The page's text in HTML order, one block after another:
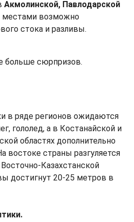
Акмолинской, Павлодарской
местами возможно
стока и разливы.
больше сюрпризов.
в ряде регионов ожидаются
гололед, а в Костанайской и
областях дополнительно
востоке страны разгуляется
Казахстанской
достигнут 20-25 метров в